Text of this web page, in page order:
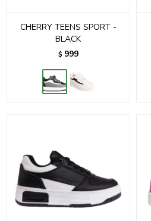
CHERRY TEENS SPORT -
BLACK
$ 999